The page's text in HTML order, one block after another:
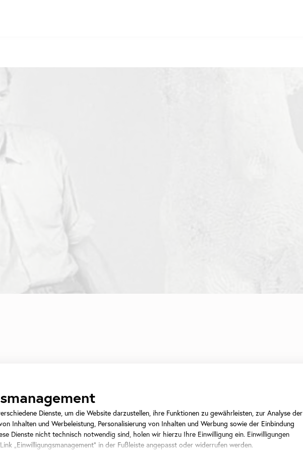
Wotruba - Leben, Werk und Wirkung.
Dienste, um die Website darzustellen, ihre Funktionen zu gewährleisten, zur Analyse der
Inhalten und Werbeleistung, Personalisierung von Inhalten und Werbung sowie der Einbindung
Dienste nicht technisch notwendig sind, holen wir hierzu Ihre Einwilligung ein. Einwilligungen
„Einwilligungsmanagement“ in der Fußleiste angepasst oder widerrufen werden.